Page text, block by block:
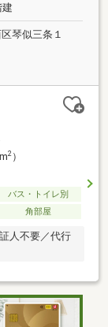
琴似三条１
2）
バス・トイレ別
角部屋
人不要／代行